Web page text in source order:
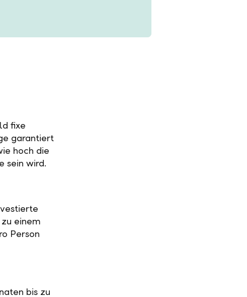
fixe
garantiert
hoch die
sein wird.
einem
Person
bis zu